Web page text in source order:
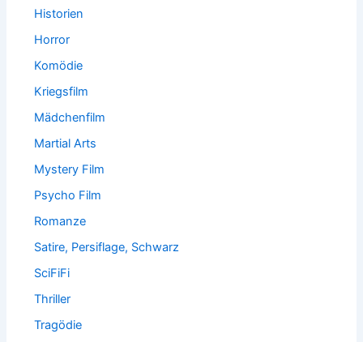
Historien
Horror
Komödie
Kriegsfilm
Mädchenfilm
Martial Arts
Mystery Film
Psycho Film
Romanze
Satire, Persiflage, Schwarz
SciFiFi
Thriller
Tragödie